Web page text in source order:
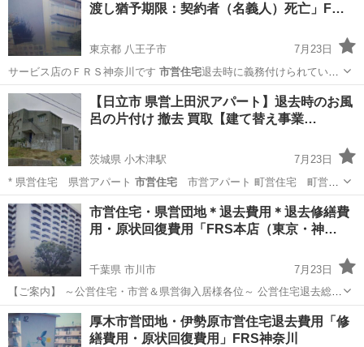
渡し猶予期限：契約者（名義人）死亡」F…
東京都 八王子市
7月23日
サービス店のＦＲＳ神奈川です 市営住宅退去時に義務付けられている
お部屋の原…
東京 八王子市 便利屋 市営住宅
【日立市 県営上田沢アパート】退去時のお風
呂の片付け 撤去 買取【建て替え事業…
茨城県 小木津駅
7月23日
* 県営住宅 県営アパート 市営住宅市営アパート 町営住宅 町営ア
パ…
茨城 日立市 小木津駅 その他 買取
市営住宅・県営団地＊退去費用＊退去修繕費
用・原状回復費用「FRS本店（東京・神…
千葉県 市川市
7月23日
【ご案内】 ～公営住宅・市営＆県営御入居様各位～ 公営住宅退去総合
サービス店のファーストリサイクル サービス（ＦＲＳ本店）です 当店
は、公営住宅・県営や市営等の団地退去時の室内 の原状回復サービ...
千葉 市川市 リサイクルショップ 取り外し
厚木市営団地・伊勢原市営住宅退去費用「修
繕費用・原状回復費用」FRS神奈川